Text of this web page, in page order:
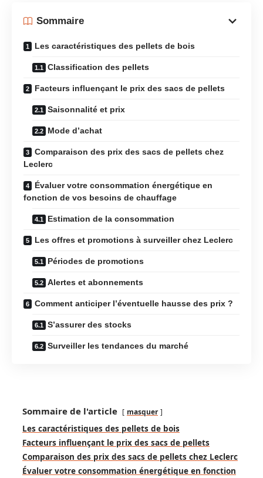
Sommaire
Les caractéristiques des pellets de bois
Classification des pellets
Facteurs influençant le prix des sacs de pellets
Saisonnalité et prix
Mode d’achat
Comparaison des prix des sacs de pellets chez
Leclerc
Évaluer votre consommation énergétique en
fonction de vos besoins de chauffage
Estimation de la consommation
Les offres et promotions à surveiller chez Leclerc
Périodes de promotions
Alertes et abonnements
Comment anticiper l’éventuelle hausse des prix ?
S’assurer des stocks
Surveiller les tendances du marché
Sommaire de l'article masquer
Les caractéristiques des pellets de bois
Facteurs influençant le prix des sacs de pellets
Comparaison des prix des sacs de pellets chez Leclerc
Évaluer votre consommation énergétique en fonction